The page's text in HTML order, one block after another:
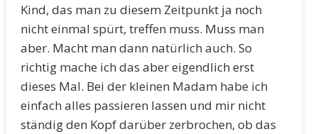
Kind, das man zu diesem Zeitpunkt ja noch
nicht einmal spürt, treffen muss. Muss man
aber. Macht man dann natürlich auch. So
richtig mache ich das aber eigendlich erst
dieses Mal. Bei der kleinen Madam habe ich
einfach alles passieren lassen und mir nicht
ständig den Kopf darüber zerbrochen, ob das